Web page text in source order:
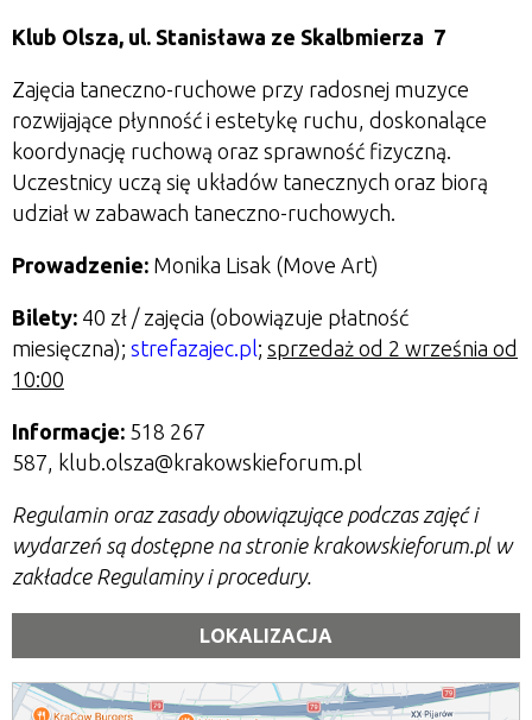
Klub Olsza, ul. Stanisława ze Skalbmierza 7
Zajęcia taneczno-ruchowe przy radosnej muzyce
rozwijające płynność i estetykę ruchu, doskonalące
koordynację ruchową oraz sprawność fizyczną.
Uczestnicy uczą się układów tanecznych oraz biorą
udział w zabawach taneczno-ruchowych.
Prowadzenie: Monika Lisak (Move Art)
Bilety: 40 zł / zajęcia (obowiązuje płatność
miesięczna); strefazajec.pl; sprzedaż od 2 września od
10:00
Informacje: 518 267
587, klub.olsza@krakowskieforum.pl
Regulamin oraz zasady obowiązujące podczas zajęć i
wydarzeń są dostępne na stronie krakowskieforum.pl w
zakładce Regulaminy i procedury.
LOKALIZACJA